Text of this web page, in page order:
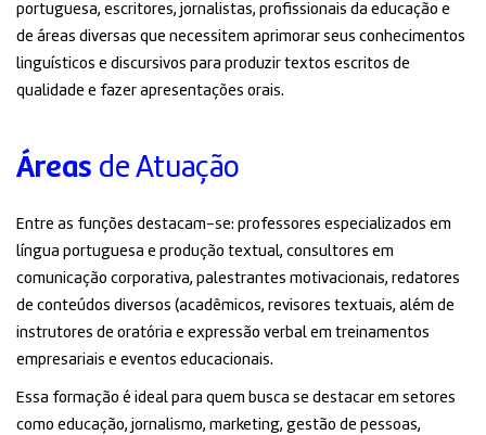
portuguesa, escritores, jornalistas, profissionais da educação e
de áreas diversas que necessitem aprimorar seus conhecimentos
linguísticos e discursivos para produzir textos escritos de
qualidade e fazer apresentações orais.
Áreas de Atuação
Entre as funções destacam-se: professores especializados em
língua portuguesa e produção textual, consultores em
comunicação corporativa, palestrantes motivacionais, redatores
de conteúdos diversos (acadêmicos, revisores textuais, além de
instrutores de oratória e expressão verbal em treinamentos
empresariais e eventos educacionais.
Essa formação é ideal para quem busca se destacar em setores
como educação, jornalismo, marketing, gestão de pessoas,